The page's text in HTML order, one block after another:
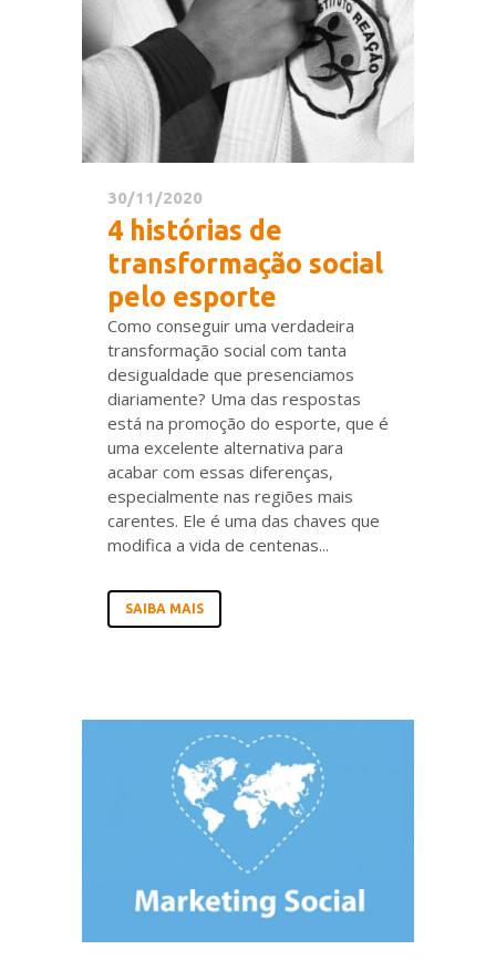
30/11/2020
4 histórias de
transformação social
pelo esporte
Como conseguir uma verdadeira
transformação social com tanta
desigualdade que presenciamos
diariamente? Uma das respostas
está na promoção do esporte, que é
uma excelente alternativa para
acabar com essas diferenças,
especialmente nas regiões mais
carentes. Ele é uma das chaves que
modifica a vida de centenas...
SAIBA MAIS